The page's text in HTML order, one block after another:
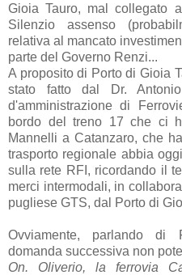
Gioia Tauro, mal collegato
Silenzio assenso
relativa al mancato
parte del Governo Renzi...
A proposito di Porto di Gioia
stato fatto dal Dr.
d'amministrazione di
bordo del treno 17 che ci
Mannelli a Catanzaro, che
trasporto regionale abbia
sulla rete RFI, ricordando il
merci intermodali, in
pugliese GTS, dal Porto di
Ovviamente, parlando di
domanda successiva non
On. Oliverio, la ferrovia